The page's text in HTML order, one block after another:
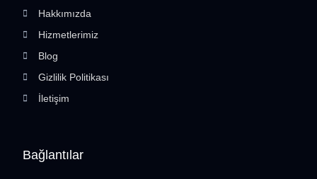
Bağlantılar
Hakkımızda
Hizmetlerimiz
Blog
Gizlilik Politikası
İletişim